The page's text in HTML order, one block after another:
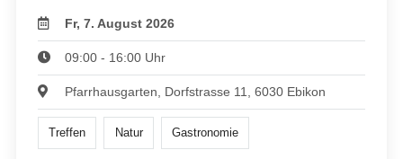
Fr, 7. August 2026
09:00 - 16:00 Uhr
Pfarrhausgarten, Dorfstrasse 11, 6030 Ebikon
Treffen Natur Gastronomie